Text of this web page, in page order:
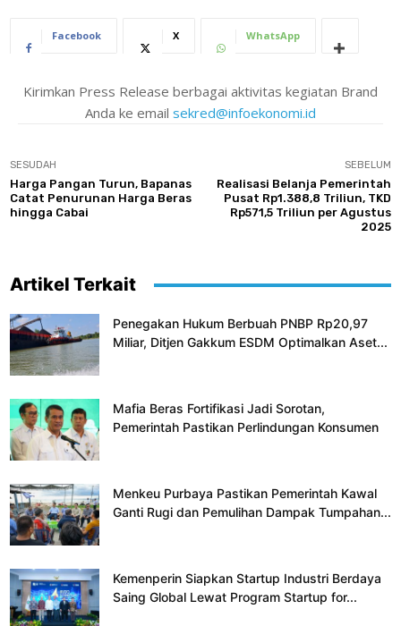
Facebook X WhatsApp
Kirimkan Press Release berbagai aktivitas kegiatan Brand
Anda ke email sekred@infoekonomi.id
SESUDAH
Harga Pangan Turun, Bapanas
Catat Penurunan Harga Beras
hingga Cabai
SEBELUM
Realisasi Belanja Pemerintah
Pusat Rp1.388,8 Triliun, TKD
Rp571,5 Triliun per Agustus
2025
Artikel Terkait
Penegakan Hukum Berbuah PNBP Rp20,97
Miliar, Ditjen Gakkum ESDM Optimalkan Aset...
Mafia Beras Fortifikasi Jadi Sorotan,
Pemerintah Pastikan Perlindungan Konsumen
Menkeu Purbaya Pastikan Pemerintah Kawal
Ganti Rugi dan Pemulihan Dampak Tumpahan...
Kemenperin Siapkan Startup Industri Berdaya
Saing Global Lewat Program Startup for...